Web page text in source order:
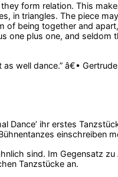
form relation. This
in triangles. The piece
of being together and
one plus one, and seldom
well dance.” â€•
Dance’ ihr erstes
einschreiben
sind. Im Gegensatz zu
Tanzstücke an.